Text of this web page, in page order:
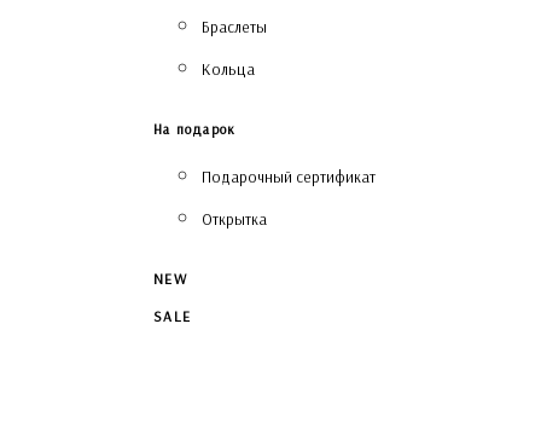
Браслеты
Кольца
На подарок
Подарочный сертификат
Открытка
NEW
SALE